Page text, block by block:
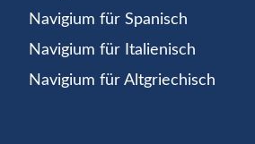
Navigium für Spanisch
Navigium für Italienisch
Navigium für Altgriechisch